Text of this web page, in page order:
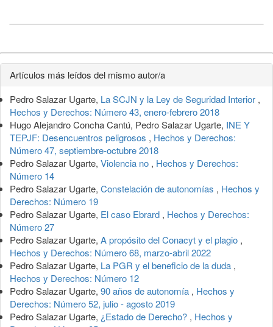
Detalles
del
artículo
Artículos más leídos del mismo autor/a
Pedro Salazar Ugarte, La SCJN y la Ley de Seguridad Interior ,
Hechos y Derechos: Número 43, enero-febrero 2018
Hugo Alejandro Concha Cantú, Pedro Salazar Ugarte, INE Y
TEPJF: Desencuentros peligrosos , Hechos y Derechos:
Número 47, septiembre-octubre 2018
Pedro Salazar Ugarte, Violencia no , Hechos y Derechos:
Número 14
Pedro Salazar Ugarte, Constelación de autonomías , Hechos y
Derechos: Número 19
Pedro Salazar Ugarte, El caso Ebrard , Hechos y Derechos:
Número 27
Pedro Salazar Ugarte, A propósito del Conacyt y el plagio ,
Hechos y Derechos: Número 68, marzo-abril 2022
Pedro Salazar Ugarte, La PGR y el beneficio de la duda ,
Hechos y Derechos: Número 12
Pedro Salazar Ugarte, 90 años de autonomía , Hechos y
Derechos: Número 52, julio - agosto 2019
Pedro Salazar Ugarte, ¿Estado de Derecho? , Hechos y